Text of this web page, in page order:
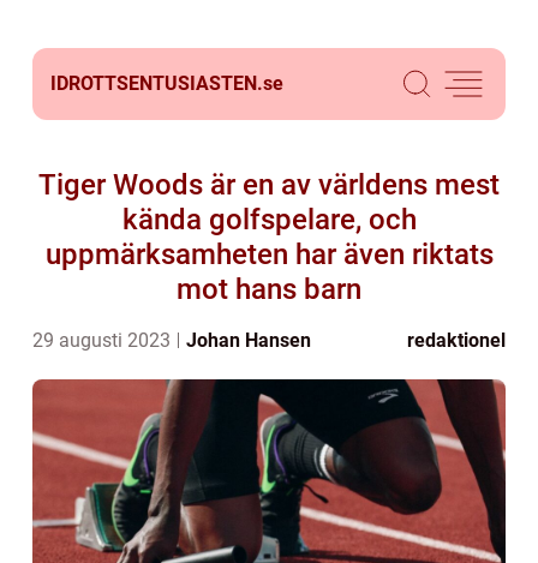
IDROTTSENTUSIASTEN.se
Tiger Woods är en av världens mest
kända golfspelare, och
uppmärksamheten har även riktats
mot hans barn
29 augusti 2023 Johan Hansen redaktionel